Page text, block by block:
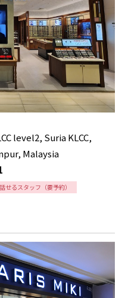
level2, Suria KLCC,
Malaysia
せるスタッフ（要予約）